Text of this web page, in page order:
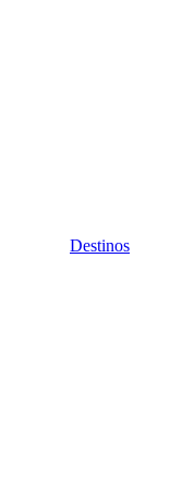
Destinos